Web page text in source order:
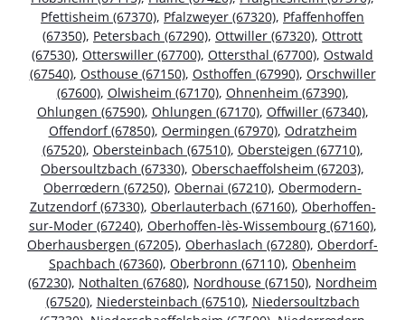
Pfettisheim (67370), Pfalzweyer (67320), Pfaffenhoffen
(67350), Petersbach (67290), Ottwiller (67320), Ottrott
(67530), Otterswiller (67700), Ottersthal (67700), Ostwald
(67540), Osthouse (67150), Osthoffen (67990), Orschwiller
(67600), Olwisheim (67170), Ohnenheim (67390),
Ohlungen (67590), Ohlungen (67170), Offwiller (67340),
Offendorf (67850), Oermingen (67970), Odratzheim
(67520), Obersteinbach (67510), Obersteigen (67710),
Obersoultzbach (67330), Oberschaeffolsheim (67203),
Oberrœdern (67250), Obernai (67210), Obermodern-
Zutzendorf (67330), Oberlauterbach (67160), Oberhoffen-
sur-Moder (67240), Oberhoffen-lès-Wissembourg (67160),
Oberhausbergen (67205), Oberhaslach (67280), Oberdorf-
Spachbach (67360), Oberbronn (67110), Obenheim
(67230), Nothalten (67680), Nordhouse (67150), Nordheim
(67520), Niedersteinbach (67510), Niedersoultzbach